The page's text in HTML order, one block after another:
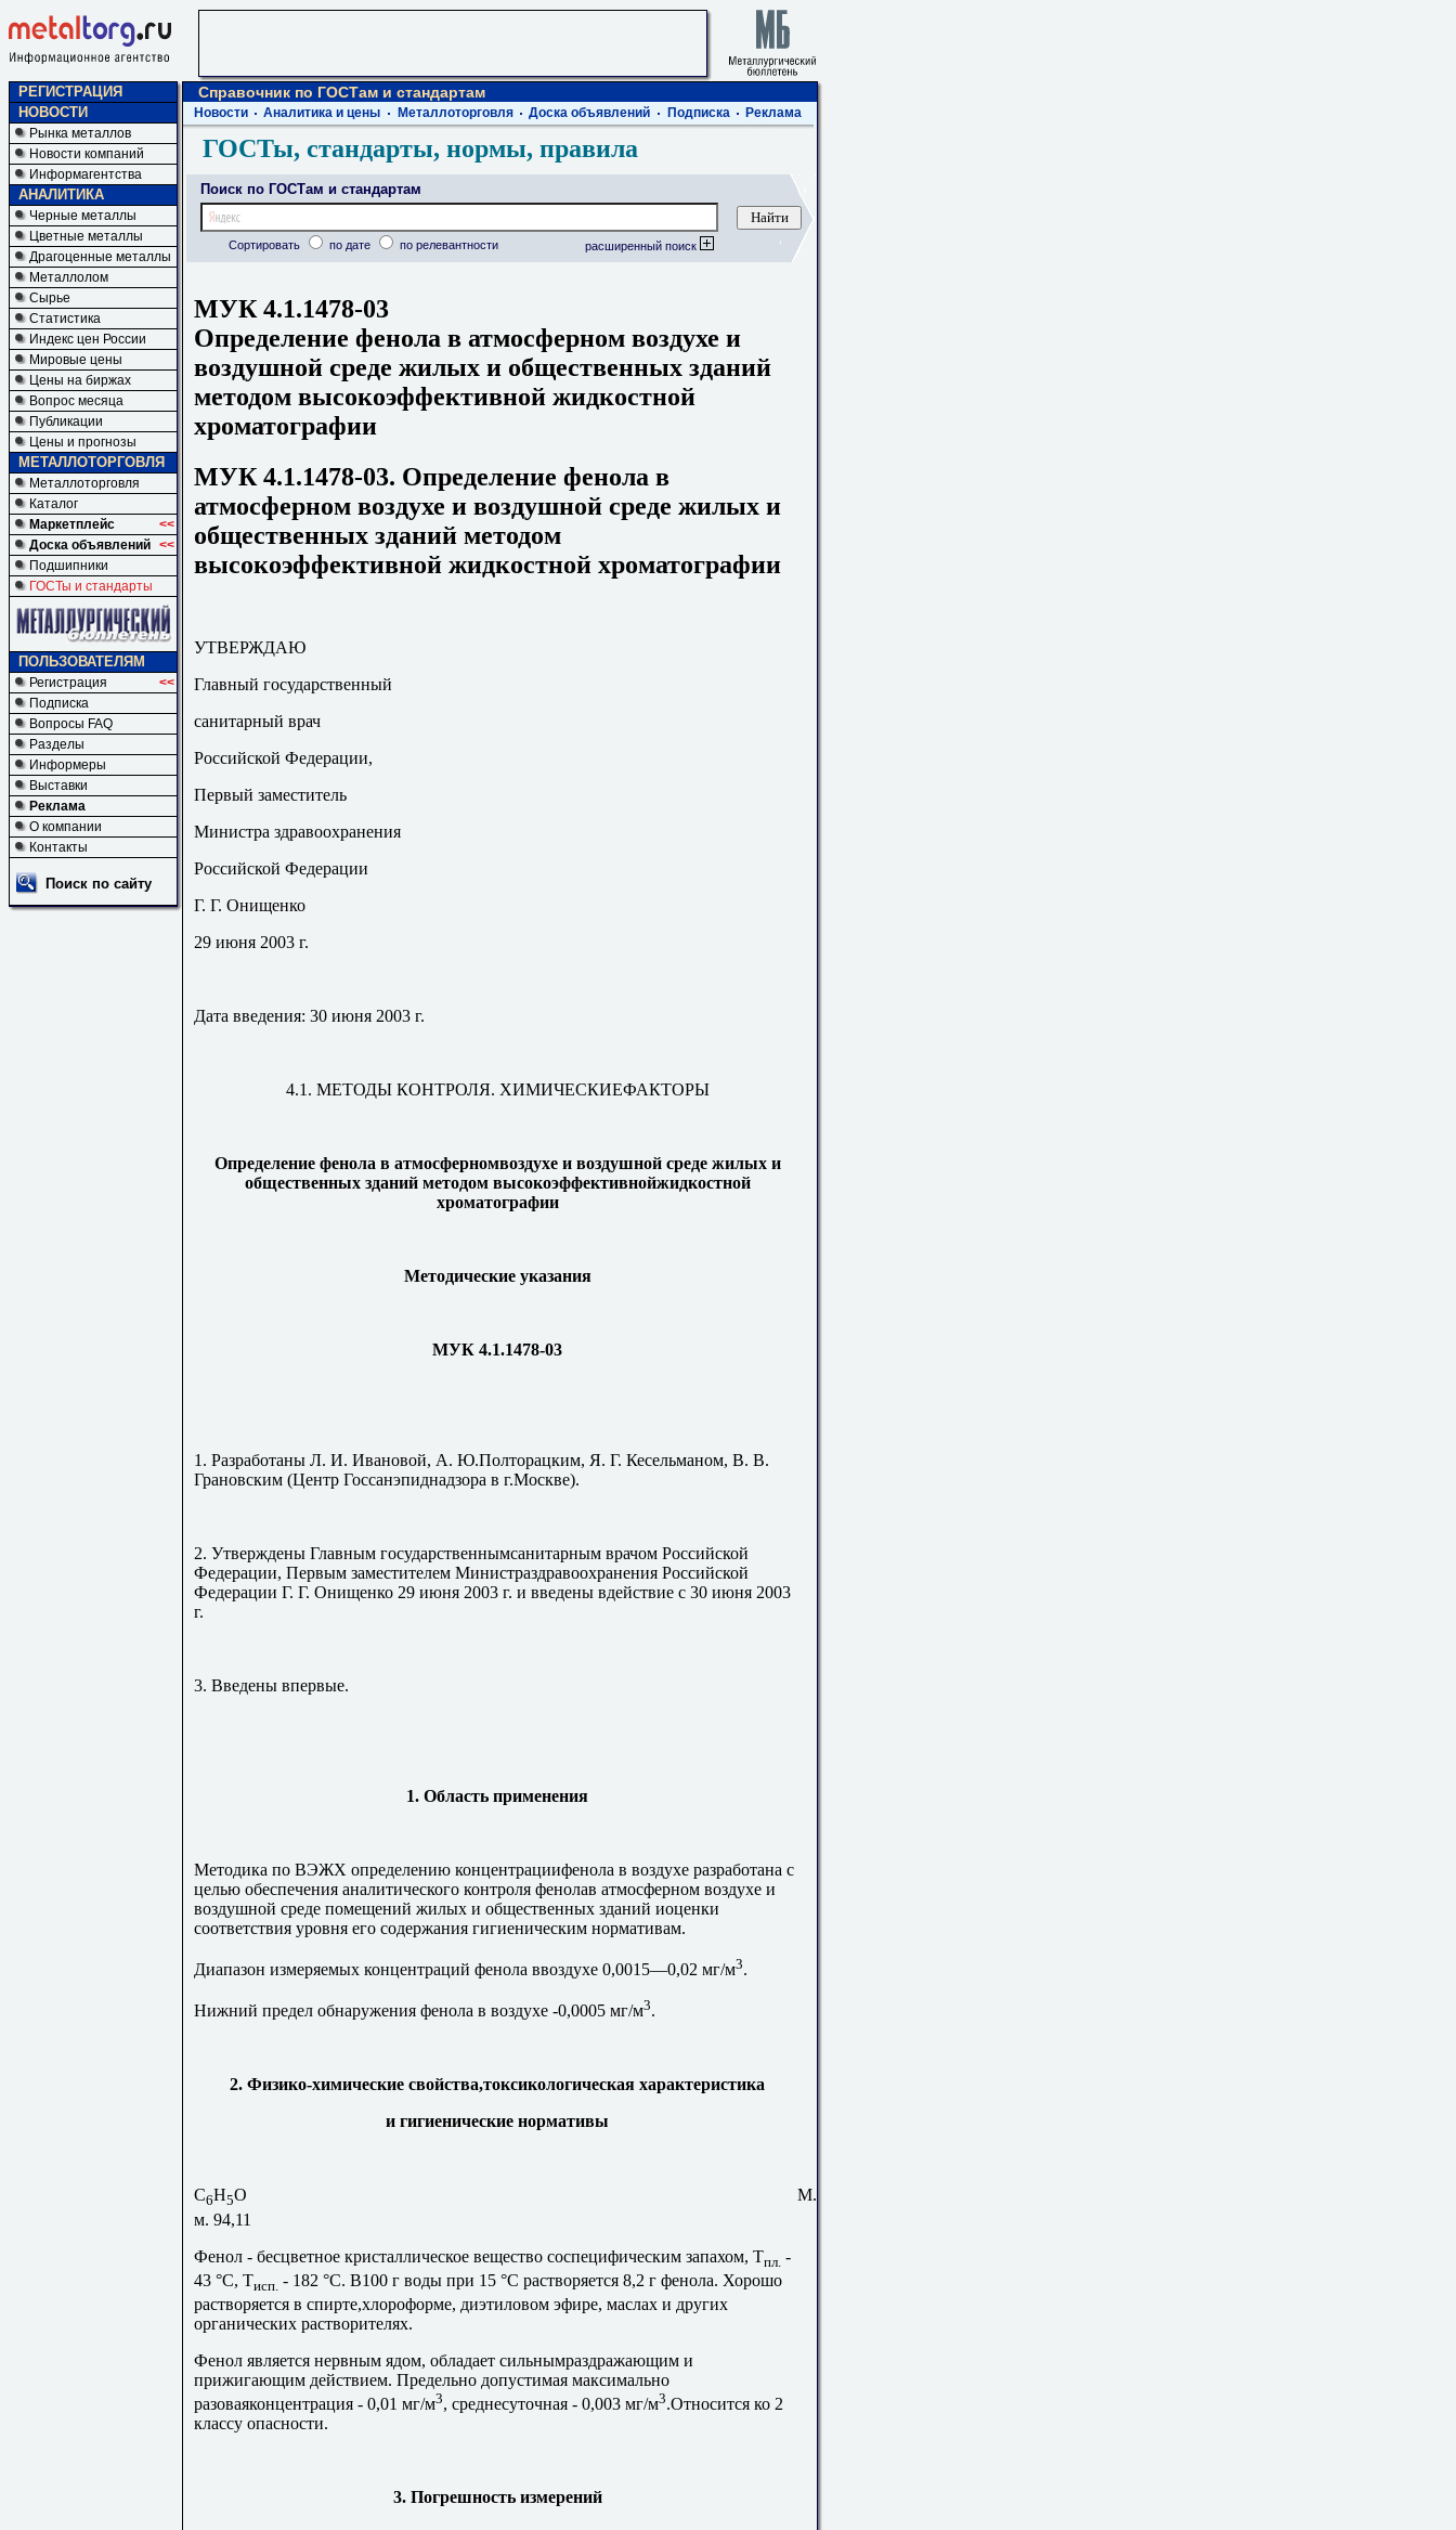
РЕГИСТРАЦИЯ
НОВОСТИ
Рынка металлов
Новости компаний
Информагентства
АНАЛИТИКА
Черные металлы
Цветные металлы
Драгоценные металлы
Металлолом
Сырье
Статистика
Индекс цен России
Мировые цены
Цены на биржах
Вопрос месяца
Публикации
Цены и прогнозы
МЕТАЛЛОТОРГОВЛЯ
Металлоторговля
Каталог
Маркетплейс
<<
Доска объявлений <<
Подшипники
ГОСТы и стандарты
ПОЛЬЗОВАТЕЛЯМ
Регистрация
<<
Подписка
Вопросы FAQ
Разделы
Информеры
Выставки
Реклама
О компании
Контакты
Поиск по сайту
Справочник по ГОСТам и стандартам
Новости Аналитика и цены Металлоторговля Доска объявлений Подписка Реклама
ГОСТы, стандарты, нормы, правила
Поиск по ГОСТам и стандартам
Сортировать по дате по релевантности расширенный поиск
МУК 4.1.1478-03
Определение фенола в атмосферном воздухе и
воздушной среде жилых и общественных зданий
методом высокоэффективной жидкостной
хроматографии
МУК 4.1.1478-03. Определение фенола в
атмосферном воздухе и воздушной среде жилых и
общественных зданий методом
высокоэффективной жидкостной хроматографии
УТВЕРЖДАЮ
Главный государственный
санитарный врач
Российской Федерации,
Первый заместитель
Министра здравоохранения
Российской Федерации
Г. Г. Онищенко
29 июня 2003 г.
Дата введения: 30 июня 2003 г.
4.1. МЕТОДЫ КОНТРОЛЯ. ХИМИЧЕСКИЕФАКТОРЫ
Определение фенола в атмосферномвоздухе и воздушной среде жилых и
общественных зданий методом высокоэффективнойжидкостной
хроматографии
Методические указания
МУК 4.1.1478-03
1. Разработаны Л. И. Ивановой, А. Ю.Полторацким, Я. Г. Кесельманом, В. В.
Грановским (Центр Госсанэпиднадзора в г.Москве).
2. Утверждены Главным государственнымсанитарным врачом Российской
Федерации, Первым заместителем Министраздравоохранения Российской
Федерации Г. Г. Онищенко 29 июня 2003 г. и введены вдействие с 30 июня 2003
г.
3. Введены впервые.
1. Область применения
Методика по ВЭЖХ определению концентрациифенола в воздухе разработана с
целью обеспечения аналитического контроля фенолав атмосферном воздухе и
воздушной среде помещений жилых и общественных зданий иоценки
соответствия уровня его содержания гигиеническим нормативам.
Диапазон измеряемых концентраций фенола ввоздухе 0,0015—0,02 мг/м3.
Нижний предел обнаружения фенола в воздухе -0,0005 мг/м3.
2. Физико-химические свойства,токсикологическая характеристика
и гигиенические нормативы
С6Н5О М.
м. 94,11
Фенол - бесцветное кристаллическое вещество соспецифическим запахом, Тпл. -
43 °С, Тисп. - 182 °С. В100 г воды при 15 °С растворяется 8,2 г фенола. Хорошо
растворяется в спирте,хлороформе, диэтиловом эфире, маслах и других
органических растворителях.
Фенол является нервным ядом, обладает сильнымраздражающим и
прижигающим действием. Предельно допустимая максимально
разоваяконцентрация - 0,01 мг/м3, среднесуточная - 0,003 мг/м3.Относится ко 2
классу опасности.
3. Погрешность измерений